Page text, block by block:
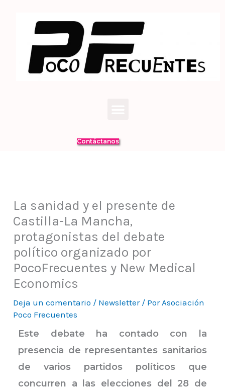
Contáctanos
La sanidad y el presente de
Castilla-La Mancha,
protagonistas del debate
político organizado por
PocoFrecuentes y New Medical
Economics
Deja un comentario / Newsletter/ PorAsociación
Poco Frecuentes
Este debate ha contado con la
presencia de representantes sanitarios
de varios partidos políticos que
concurren a las elecciones del 28 de